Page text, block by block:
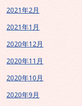
2021年2月
2021年1月
2020年12月
2020年11月
2020年10月
2020年9月